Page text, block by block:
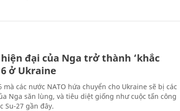
đại của Nga trở thành ‘khắc
ở Ukraine
mà các nước NATO hứa chuyển cho Ukraine sẽ bị các
Nga săn lùng, và tiêu diệt giống như cuộc tấn công
Su-27 gần đây.